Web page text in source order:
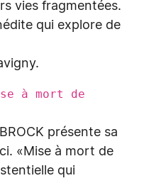
vies fragmentées.
qui explore de
à mort de
présente sa
«Mise à mort de
qui